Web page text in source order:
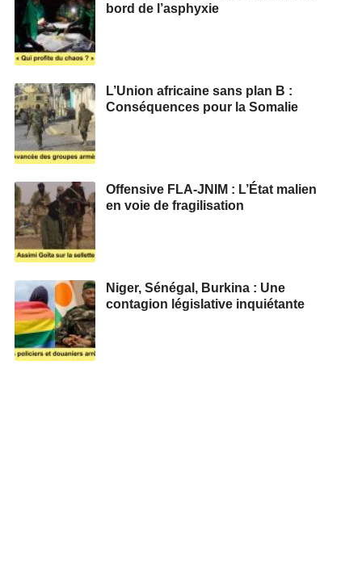
bord de l’asphyxie
L’Union africaine sans plan B :
Conséquences pour la Somalie
Offensive FLA-JNIM : L’État malien
en voie de fragilisation
Niger, Sénégal, Burkina : Une
contagion législative inquiétante